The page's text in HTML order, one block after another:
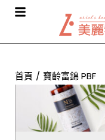
首頁 / 寶齡富錦 PBF